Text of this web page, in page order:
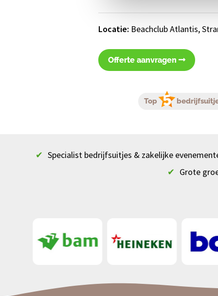
Locatie: Beachclub Atlantis,
Offerte aanvragen
Top
✔ Specialist bedrijfsuitjes & zakelijke
✔ Grote